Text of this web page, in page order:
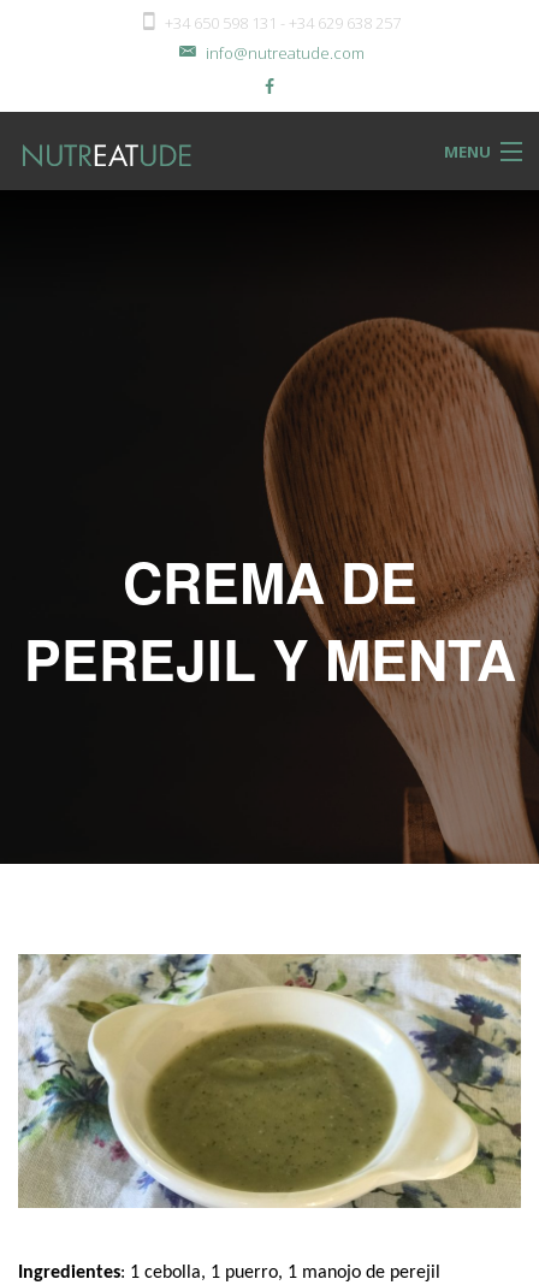
+34 650 598 131 - +34 629 638 257
info@nutreatude.com
MENU
Back
RECIPeatS
RECETAS
ESCRITAS
VIDEO
RECETAS
KIDS
CREMA DE
PEREJIL Y MENTA
Ingredientes: 1 cebolla, 1 puerro, 1 manojo de perejil